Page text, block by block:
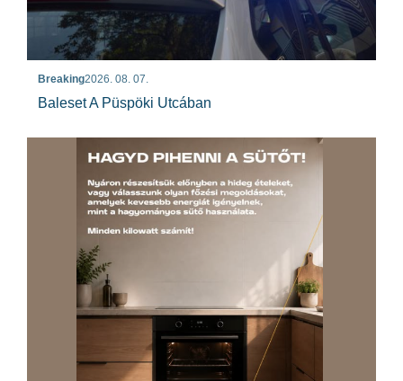
Breaking2026. 08. 07.
Baleset A Püspöki Utcában